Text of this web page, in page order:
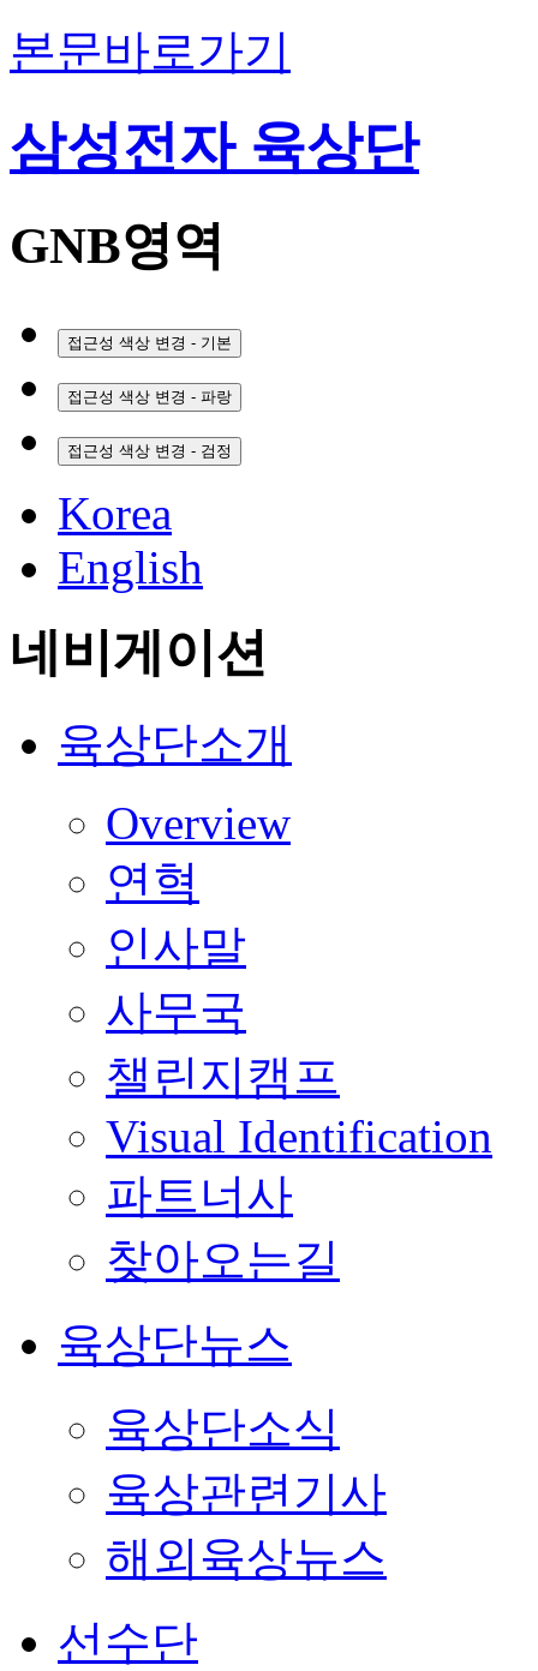
본문바로가기
삼성전자 육상단
GNB영역
접근성 색상 변경 - 기본
접근성 색상 변경 - 파랑
접근성 색상 변경 - 검정
Korea
English
네비게이션
육상단소개
Overview
연혁
인사말
사무국
챌린지캠프
Visual Identification
파트너사
찾아오는길
육상단뉴스
육상단소식
육상관련기사
해외육상뉴스
선수단